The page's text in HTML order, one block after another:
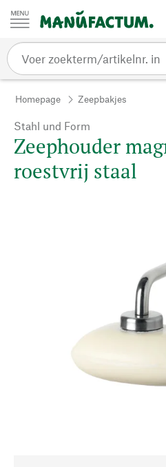
Passer au contenu
Homepage Zeepbakjes
Stahl und Form
Zeephouder
roestvrij staal